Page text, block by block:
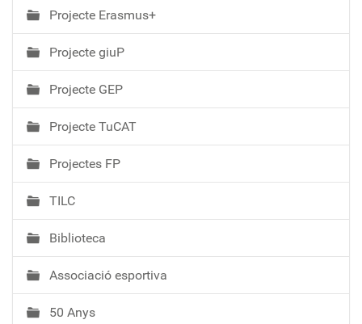
Projecte Erasmus+
Projecte giuP
Projecte GEP
Projecte TuCAT
Projectes FP
TILC
Biblioteca
Associació esportiva
50 Anys